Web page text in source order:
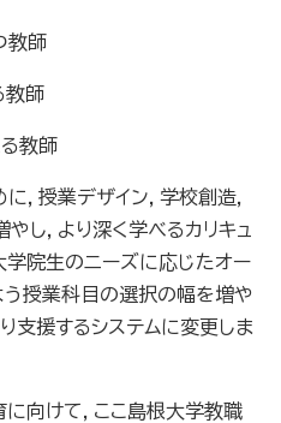
教師
教師
教師
授業デザイン，学校創造，
し，より深く学べるカリキュ
学院生のニーズに応じたオー
う授業科目の選択の幅を増や
り支援するシステムに変更しま
向けて，ここ島根大学教職